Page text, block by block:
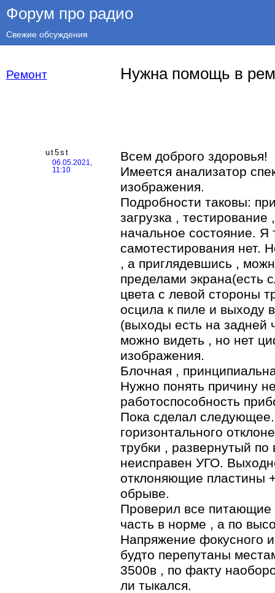
Форум про радио
Свежие обсуждения
Ремонт Нужна помощь в
ut5st
06.05.2021,
11:10
Всем доброго здоровья!
Имеется анализатор
изображения.
Подробности таковы:
загрузка ,
начальное состояние.
самотестирования нет.
, а приглядевшись ,
пределами экрана(есть
цвета с левой стороны
осцила к пиле и выходу
(выходы есть на задней
можно видеть , но нет
изображения.
Блочная ,
Нужно понять причину
работоспособность
Пока сделал
горизонтального
трубки , развернутый
неисправен УГО.
отклоняющие пластины
обрыве.
Проверил все питающие
часть в норме , а по
Напряжение фокусного
будто перепутаны
3500в , по факту
ли тыкался.